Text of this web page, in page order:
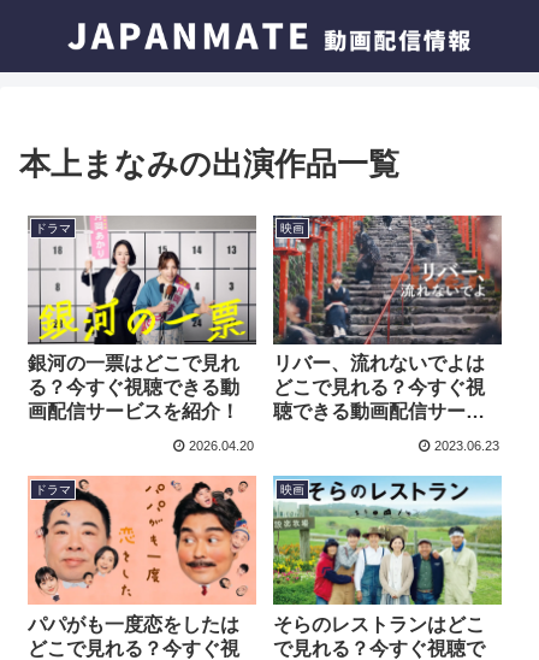
本上まなみの出演作品一覧
ドラマ
銀河の一票はどこで見れ
る？今すぐ視聴できる動
画配信サービスを紹介！
2026.04.20
映画
リバー、流れないでよは
どこで見れる？今すぐ視
聴できる動画配信サービ
2023.06.23
ドラマ
パパがも一度恋をしたは
どこで見れる？今すぐ視
映画
そらのレストランはどこ
で見れる？今すぐ視聴で